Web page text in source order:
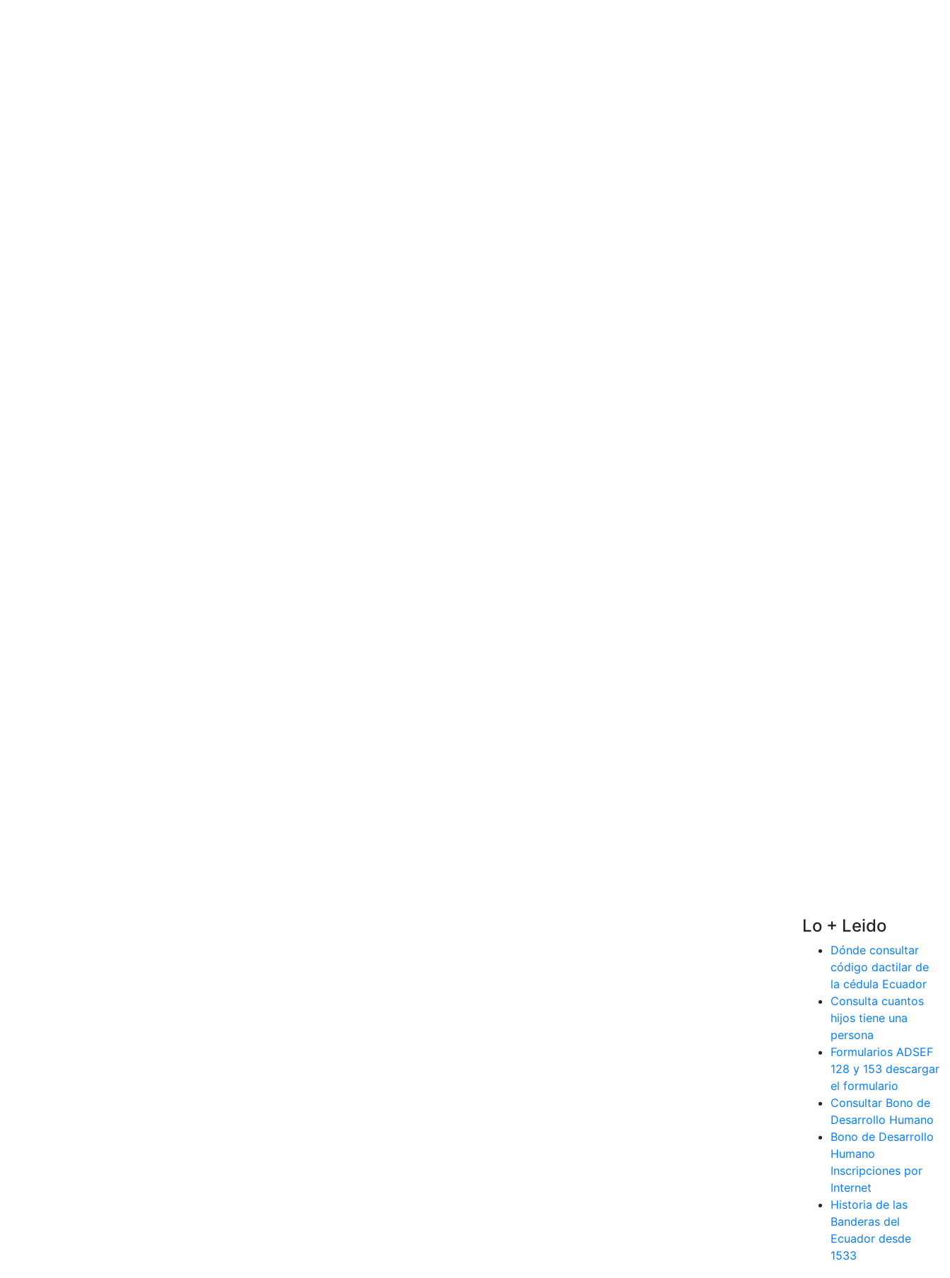
Lo + Leido
Dónde consultar
código dactilar de
la cédula Ecuador
Consulta cuantos
hijos tiene una
persona
Formularios ADSEF
128 y 153 descargar
el formulario
Consultar Bono de
Desarrollo Humano
Bono de Desarrollo
Humano
Inscripciones por
Internet
Historia de las
Banderas del
Ecuador desde
1533